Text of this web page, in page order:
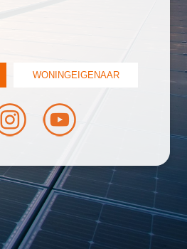
WONINGEIGENAAR